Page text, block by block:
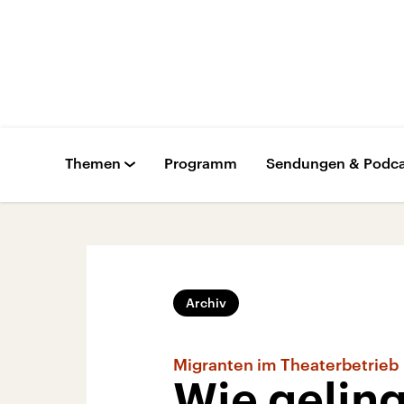
Themen Programm Sendungen &
Archiv
Migranten im Theaterbetrieb